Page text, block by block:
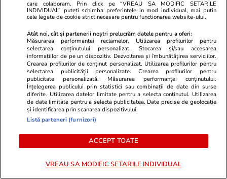
TVMania.ro
A rupt tăcerea fără nicio rușine!
Daniela Crudu spune totul despre
activitatea ei de pe platformele
pentru adulți: „Fac ce vreau, e
wow!”
ANIMAŢIE.
drona după
în
rusească
care colaboram. Prin click pe “VREAU SA MODIFIC SETARILE
INDIVIDUAL” puteti schimba preferintele in mod individual, mai putin
cele legate de cookie strict necesare pentru functionarea website-ului.
Atât noi, cât și partenerii noștri prelucrăm datele pentru a oferi:
Măsurarea performanței reclamelor. Utilizarea profilurilor pentru
selectarea conținutului personalizat. Stocarea și/sau accesarea
informațiilor de pe un dispozitiv. Dezvoltarea și îmbunătățirea serviciilor.
Crearea profilurilor de conținut personalizat. Utilizarea profilurilor pentru
selectarea publicității personalizate. Crearea profilurilor pentru
publicitate personalizată. Măsurarea performanței conținutului.
Înțelegerea publicului prin statistici sau combinații de date din surse
diferite. Utilizarea datelor limitate pentru a selecta conținutul. Utilizarea
de date limitate pentru a selecta publicitatea. Date precise de geolocație
și identificarea prin scanarea dispozitivului.
Listă parteneri (furnizori)
ACCEPT TOATE
VREAU SA MODIFIC SETARILE INDIVIDUAL